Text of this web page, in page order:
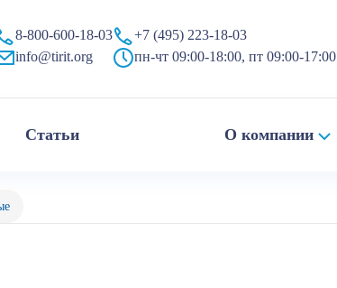
8-800-600-18-03
info@tirit.org
+7 (495) 223-18-03
пн-чт 09:00-18:00, пт 09:00-17:00
Статьи О компании